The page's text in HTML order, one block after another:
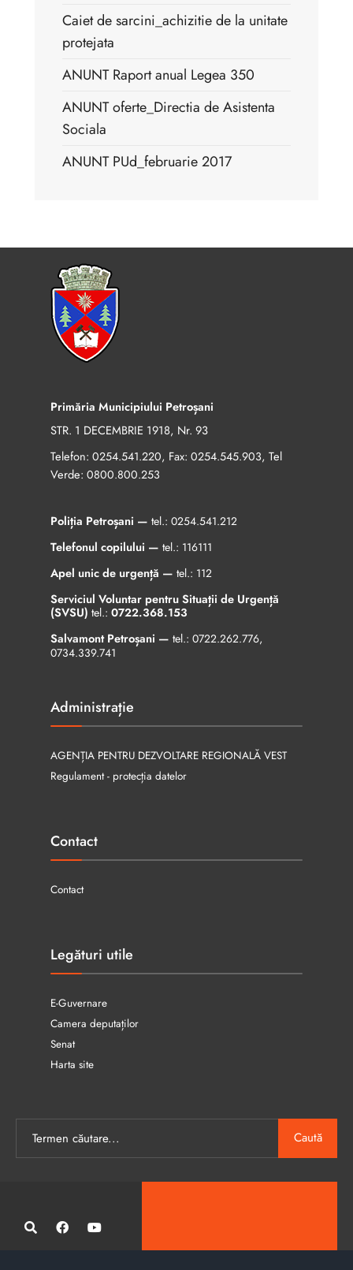
Caiet de sarcini_achizitie de la unitate
protejata
ANUNT Raport anual Legea 350
ANUNT oferte_Directia de Asistenta
Sociala
ANUNT PUd_februarie 2017
Primăria Municipiului Petroșani
STR. 1 DECEMBRIE 1918, Nr. 93
Telefon: 0254.541.220, Fax: 0254.545.903, Tel
Verde: 0800.800.253
Poliția Petroșani — tel.: 0254.541.212
Telefonul copilului — tel.: 116111
Apel unic de urgență — tel.: 112
Serviciul Voluntar pentru Situații de Urgență
(SVSU) tel.: 0722.368.153
Salvamont Petroșani — tel.: 0722.262.776,
0734.339.741
Administrație
AGENȚIA PENTRU DEZVOLTARE REGIONALĂ VEST
Regulament - protecția datelor
Contact
Contact
Legături utile
E-Guvernare
Camera deputaților
Senat
Harta site
Caută